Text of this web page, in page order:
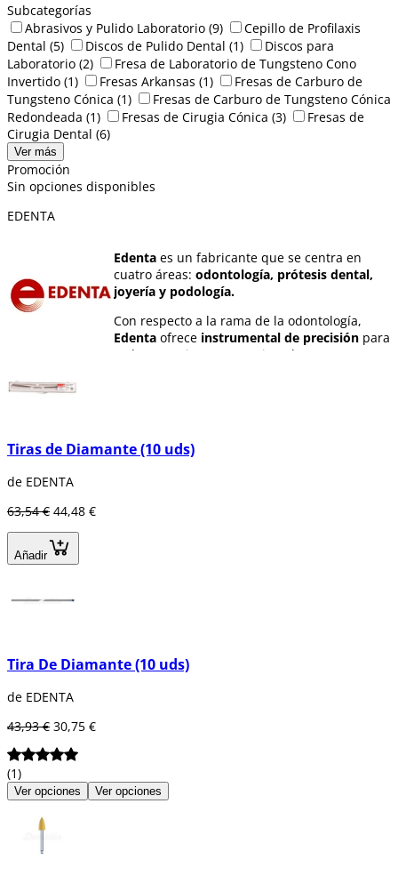
Subcategorías
Abrasivos y Pulido Laboratorio (9)
Cepillo de Profilaxis
Dental (5) Discos de Pulido Dental (1)
Discos para
Laboratorio (2)
Fresa de Laboratorio de Tungsteno Cono
Invertido (1) Fresas Arkansas (1)
Fresas de Carburo de
Tungsteno Cónica (1)
Fresas de Carburo de Tungsteno Cónica
Redondeada (1) Fresas de Cirugia Cónica (3)
Fresas de
Cirugia Dental (6)
Ver más
Promoción
Sin opciones disponibles
EDENTA
Edenta es un fabricante que se centra en
cuatro áreas: odontología, prótesis dental,
joyería y podología.
Con respecto a la rama de la odontología,
Edenta ofrece instrumental de precisión para
cada tratamiento, garantizando un
encontrar pulidores, instrumentos de
Tiras de Diamante (10 uds)
de EDENTA
63,54 € 44,48 €
Añadir
Tira De Diamante (10 uds)
de EDENTA
43,93 € 30,75 €
(1)
Ver opciones Ver opciones